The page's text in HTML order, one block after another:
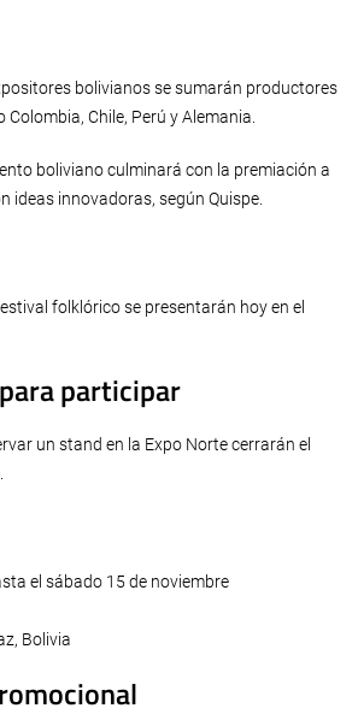
bolivianos se sumarán productores
Chile, Perú y Alemania.
boliviano culminará con la premiación a
ideas innovadoras, según Quispe.
folklórico se presentarán hoy en el
participar
un stand en la Expo Norte cerrarán el
el sábado 15 de noviembre
Bolivia